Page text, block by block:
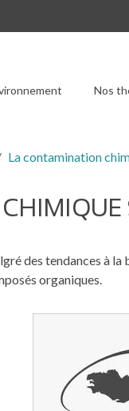
Nos
La contamination
des tendances à la
organiques.